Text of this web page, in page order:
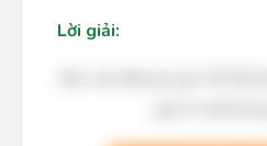
Lời giải: